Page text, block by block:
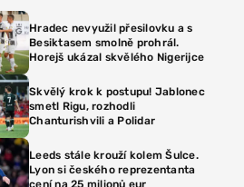
Hradec nevyužil přesilovku a s
Besiktasem smolně prohrál.
Horejš ukázal skvělého Nigerijce
Skvělý krok k postupu! Jablonec
smetl Rigu, rozhodli
Chanturishvili a Polidar
Leeds stále krouží kolem Šulce.
Lyon si českého reprezentanta
cení na 25 milionů eur